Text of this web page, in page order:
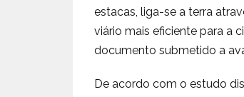
estacas, liga-se a terra
viário mais eficiente para a
documento submetido a
De acordo com o estudo